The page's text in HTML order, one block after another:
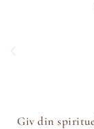
Giv din